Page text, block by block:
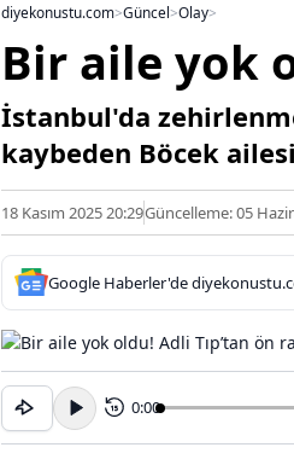
diyekonustu.com>Güncel>Olay>
Bir aile yok
İstanbul'da
kaybeden Böcek
18 Kasım 2025 20:29Güncelleme: 05
Google Haberler'de
15 0:00